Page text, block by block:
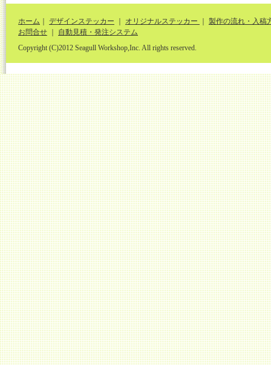
ホーム デザインステッカー オリジナルステッカー
製作の流れ・入稿
お問合せ
自動見積・発注システム
Copyright (C)2012 Seagull Workshop,Inc. All rights reserved.